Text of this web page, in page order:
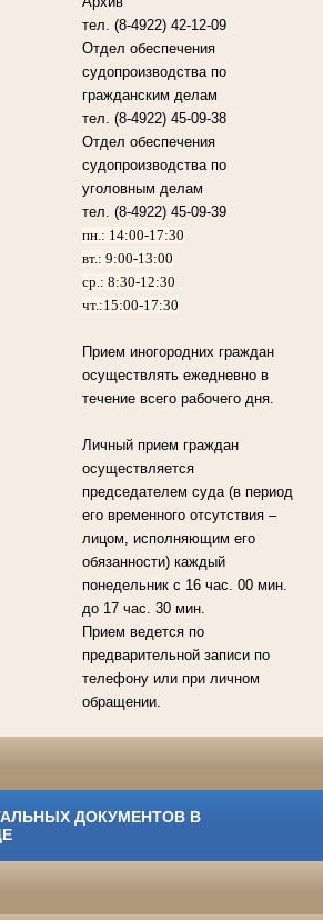
тел. (8-4922) 42-12-09
Отдел обеспечения
судопроизводства по
гражданским делам
тел. (8-4922) 45-09-38
Отдел обеспечения
судопроизводства по
уголовным делам
тел. (8-4922) 45-09-39
пн.: 14:00-17:30
вт.: 9:00-13:00
ср.: 8:30-12:30
чт.:15:00-17:30
Прием иногородних граждан
осуществлять ежедневно в
течение всего рабочего дня.
Личный прием граждан
осуществляется
председателем суда (в период
его временного отсутствия –
лицом, исполняющим его
обязанности) каждый
понедельник с 16 час. 00 мин.
до 17 час. 30 мин.
Прием ведется по
предварительной записи по
телефону или при личном
обращении.
ДОКУМЕНТОВ В